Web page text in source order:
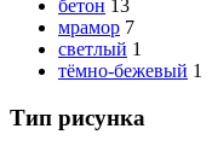
бетон 13
мрамор 7
светлый 1
тёмно-бежевый 1
Тип рисунка